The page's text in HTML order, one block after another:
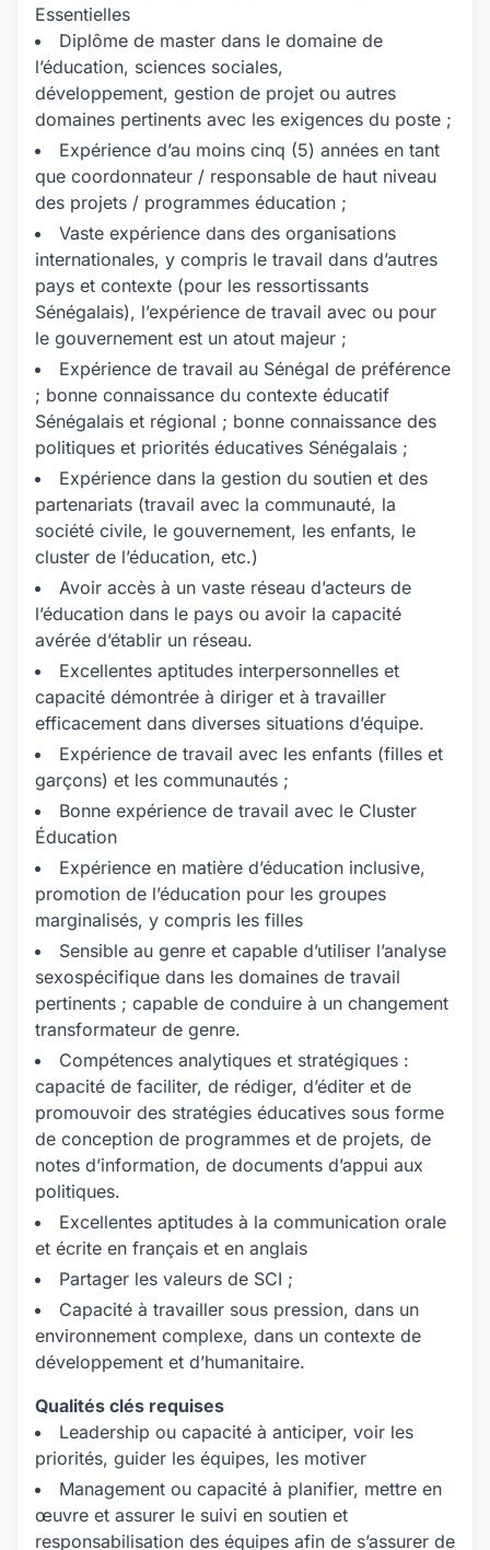
Essentielles
Diplôme de master dans le domaine de
l’éducation, sciences sociales,
développement, gestion de projet ou autres
domaines pertinents avec les exigences du poste ;
Expérience d’au moins cinq (5) années en tant
que coordonnateur / responsable de haut niveau
des projets / programmes éducation ;
Vaste expérience dans des organisations
internationales, y compris le travail dans d’autres
pays et contexte (pour les ressortissants
Sénégalais), l’expérience de travail avec ou pour
le gouvernement est un atout majeur ;
Expérience de travail au Sénégal de préférence
; bonne connaissance du contexte éducatif
Sénégalais et régional ; bonne connaissance des
politiques et priorités éducatives Sénégalais ;
Expérience dans la gestion du soutien et des
partenariats (travail avec la communauté, la
société civile, le gouvernement, les enfants, le
cluster de l’éducation, etc.)
Avoir accès à un vaste réseau d’acteurs de
l’éducation dans le pays ou avoir la capacité
avérée d’établir un réseau.
Excellentes aptitudes interpersonnelles et
capacité démontrée à diriger et à travailler
efficacement dans diverses situations d’équipe.
Expérience de travail avec les enfants (filles et
garçons) et les communautés ;
Bonne expérience de travail avec le Cluster
Éducation
Expérience en matière d’éducation inclusive,
promotion de l’éducation pour les groupes
marginalisés, y compris les filles
Sensible au genre et capable d’utiliser l’analyse
sexospécifique dans les domaines de travail
pertinents ; capable de conduire à un changement
transformateur de genre.
Compétences analytiques et stratégiques :
capacité de faciliter, de rédiger, d’éditer et de
promouvoir des stratégies éducatives sous forme
de conception de programmes et de projets, de
notes d’information, de documents d’appui aux
politiques.
Excellentes aptitudes à la communication orale
et écrite en français et en anglais
Partager les valeurs de SCI ;
Capacité à travailler sous pression, dans un
environnement complexe, dans un contexte de
développement et d’humanitaire.
Qualités clés requises
Leadership ou capacité à anticiper, voir les
priorités, guider les équipes, les motiver
Management ou capacité à planifier, mettre en
œuvre et assurer le suivi en soutien et
responsabilisation des équipes afin de s’assurer de